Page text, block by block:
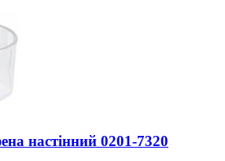
настінний 0201-7320